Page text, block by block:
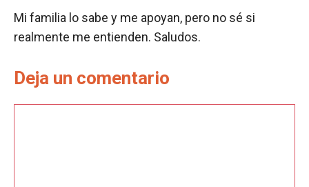
Mi familia lo sabe y me apoyan, pero no sé si
realmente me entienden. Saludos.
Deja un comentario